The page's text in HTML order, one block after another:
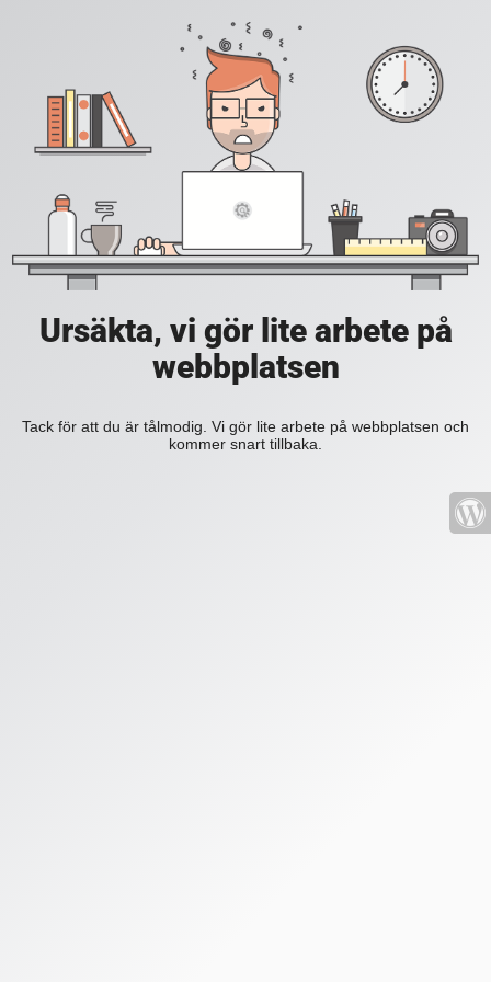
Ursäkta, vi gör lite arbete på
webbplatsen
Tack för att du är tålmodig. Vi gör lite arbete på webbplatsen och
kommer snart tillbaka.